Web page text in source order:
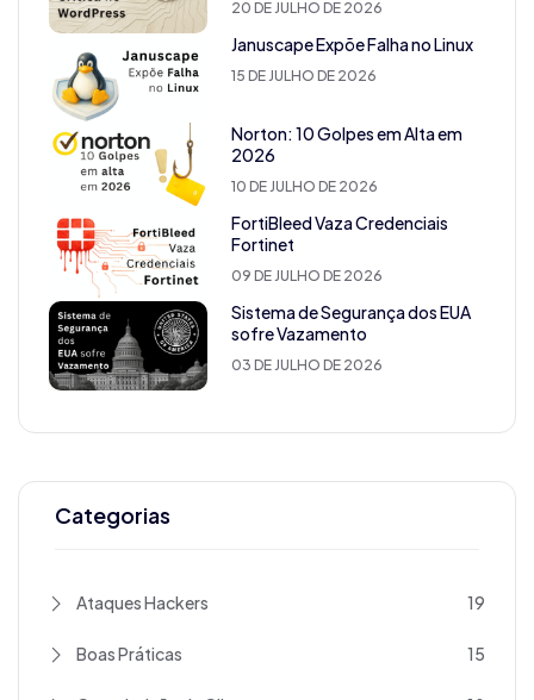
20 DE JULHO DE 2026
Januscape Expõe Falha no Linux
15 DE JULHO DE 2026
Norton: 10 Golpes em Alta em
2026
10 DE JULHO DE 2026
FortiBleed Vaza Credenciais
Fortinet
09 DE JULHO DE 2026
Sistema de Segurança dos EUA
sofre Vazamento
03 DE JULHO DE 2026
Categorias
Ataques Hackers 19
Boas Práticas 15